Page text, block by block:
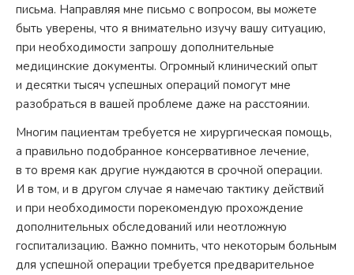
письма. Направляя мне письмо с вопросом, вы можете
быть уверены, что я внимательно изучу вашу ситуацию,
при необходимости запрошу дополнительные
медицинские документы. Огромный клинический опыт
и десятки тысяч успешных операций помогут мне
разобраться в вашей проблеме даже на расстоянии.
Многим пациентам требуется не хирургическая помощь,
а правильно подобранное консервативное лечение,
в то время как другие нуждаются в срочной операции.
И в том, и в другом случае я намечаю тактику действий
и при необходимости порекомендую прохождение
дополнительных обследований или неотложную
госпитализацию. Важно помнить, что некоторым больным
для успешной операции требуется предварительное